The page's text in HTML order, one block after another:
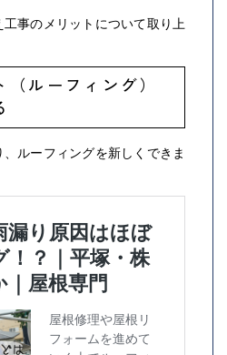
事のメリットについて取り上
ルーフィング）
ルーフィングを新しくできま